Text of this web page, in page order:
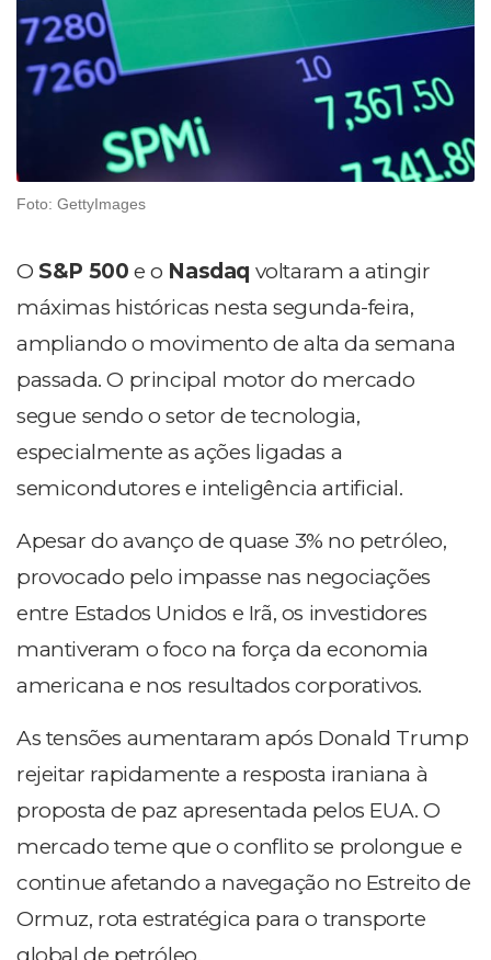
Foto: GettyImages
O S&P 500 e o Nasdaq voltaram a atingir
máximas históricas nesta segunda-feira,
ampliando o movimento de alta da semana
passada. O principal motor do mercado
segue sendo o setor de tecnologia,
especialmente as ações ligadas a
semicondutores e inteligência artificial.
Apesar do avanço de quase 3% no petróleo,
provocado pelo impasse nas negociações
entre Estados Unidos e Irã, os investidores
mantiveram o foco na força da economia
americana e nos resultados corporativos.
As tensões aumentaram após Donald Trump
rejeitar rapidamente a resposta iraniana à
proposta de paz apresentada pelos EUA. O
mercado teme que o conflito se prolongue e
continue afetando a navegação no Estreito de
Ormuz, rota estratégica para o transporte